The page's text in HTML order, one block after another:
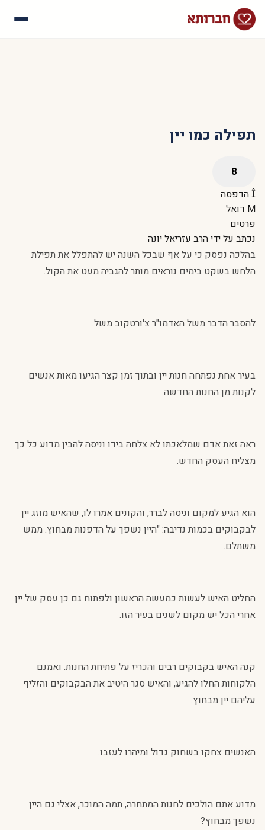
תפילה כמו יין
הדפסה
דואל
פרטים
נכתב על ידיהרב עזריאל יונה
בהלכה נפסק כי על אף שבכל השנה יש להתפלל את תפילת
הלחש בשקט בימים נוראים מותר להגביה מעט את הקול.
להסבר הדבר משל האדמו"ר צ'ורטקוב משל.
בעיר אחת נפתחה חנות יין ובתוך זמן קצר הגיעו מאות אנשים
לקנות מן החנות החדשה.
ראה זאת אדם שמלאכתו לא צלחה בידו וניסה להבין מדוע כל כך
מצליח העסק החדש.
הוא הגיע למקום וניסה לברר, והקונים אמרו לו, שהאיש מוזג יין
לבקבוקים בכמות נדיבה: "היין נשפך על הדפנות מבחוץ. ממש
משתלם.
החליט האיש לעשות כמעשה הראשון ולפתוח גם כן עסק של יין.
אחרי הכל יש מקום לשנים בעיר הזו.
קנה האיש בקבוקים רבים והכריז על פתיחת החנות. ואמנם
הלקוחות החלו להגיע, והאיש סגר היטיב את הבקבוקים והזליף
עליהם יין מבחוץ.
האנשים צחקו בשחוק גדול ומיהרו לעזבו.
מדוע אתם הולכים לחנות המתחרה, תמה המוכר, אצלי גם היין
נשפך מבחוץ?